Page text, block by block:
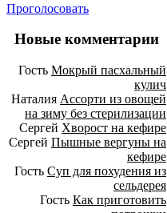
Проголосовать
Новые комментарии
Гость Мокрый пасхальный
кулич
Наталия Ассорти из овощей
на зиму без стерилизации
Сергей Хворост на кефире
Сергей Пышные вергуны на
кефире
Гость Суп для похудения из
сельдерея
Гость Как приготовить